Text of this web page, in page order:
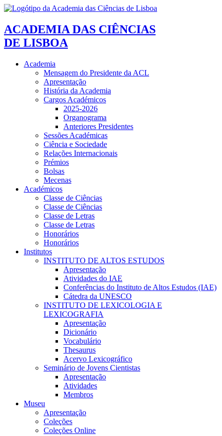
ACADEMIA DAS CIÊNCIAS
DE LISBOA
Academia
Mensagem do Presidente da ACL
Apresentação
História da Academia
Cargos Académicos
2025-2026
Organograma
Anteriores Presidentes
Sessões Académicas
Ciência e Sociedade
Relações Internacionais
Prémios
Bolsas
Mecenas
Académicos
Classe de Ciências
Classe de Ciências
Classe de Letras
Classe de Letras
Honorários
Honorários
Institutos
INSTITUTO DE ALTOS ESTUDOS
Apresentação
Atividades do IAE
Conferências do Instituto de Altos Estudos (IAE)
Cátedra da UNESCO
INSTITUTO DE LEXICOLOGIA E
LEXICOGRAFIA
Apresentação
Dicionário
Vocabulário
Thesaurus
Acervo Lexicográfico
Seminário de Jovens Cientistas
Apresentação
Atividades
Membros
Museu
Apresentação
Coleções
Coleções Online